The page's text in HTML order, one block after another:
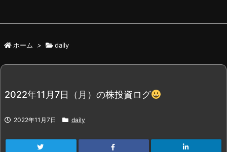
ホーム > daily
2022年11月7日（月）の株投資ログ
2022年11月7日 daily